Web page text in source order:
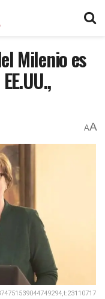
Milenio es
AA